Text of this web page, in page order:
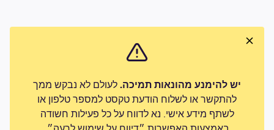
יש להימנע מהונאות תמיכה. לעולם לא נבקש ממך
להתקשר או לשלוח הודעת טקסט למספר טלפון או
לשתף מידע אישי. נא לדווח על כל פעילות חשודה